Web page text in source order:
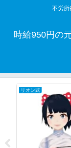
不労所
時給950円の
リオン式